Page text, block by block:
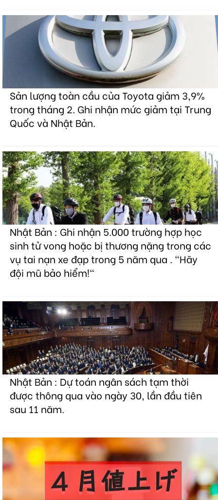
Sản lượng toàn cầu của Toyota giảm 3,9%
trong tháng 2. Ghi nhận mức giảm tại Trung
Quốc và Nhật Bản.
Nhật Bản : Ghi nhận 5.000 trường hợp học
sinh tử vong hoặc bị thương nặng trong các
vụ tai nạn xe đạp trong 5 năm qua . "Hãy
đội mũ bảo hiểm!"
Nhật Bản : Dự toán ngân sách tạm thời
được thông qua vào ngày 30, lần đầu tiên
sau 11 năm.